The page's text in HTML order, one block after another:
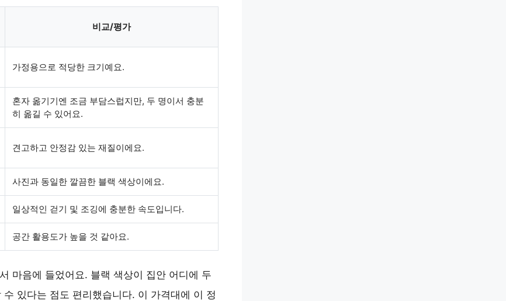
비교/평가
가정용으로 적당한 크기예요.
혼자 옮기기엔 조금 부담스럽지만, 두 명이서 충분
히 옮길 수 있어요.
견고하고 안정감 있는 재질이에요.
사진과 동일한 깔끔한 블랙 색상이에요.
일상적인 걷기 및 조깅에 충분한 속도입니다.
공간 활용도가 높을 것 같아요.
마음에 들었어요. 블랙 색상이 집안 어디에 두
있다는 점도 편리했습니다. 이 가격대에 이 정